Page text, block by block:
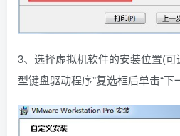
3、选择虚拟机软件的安装位置(
型键盘驱动程序”复选框后单击“下